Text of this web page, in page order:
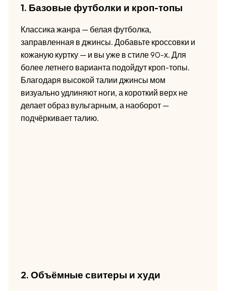
1. Базовые футболки и кроп-топы
Классика жанра — белая футболка,
заправленная в джинсы. Добавьте кроссовки и
кожаную куртку — и вы уже в стиле 90-х. Для
более летнего варианта подойдут кроп-топы.
Благодаря высокой талии джинсы мом
визуально удлиняют ноги, а короткий верх не
делает образ вульгарным, а наоборот —
подчёркивает талию.
2. Объёмные свитеры и худи